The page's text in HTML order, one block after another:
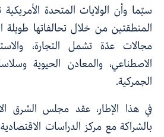
سيّما وأن الولايات المتحدة الأمريكية
المنطقتين من خلال تحالفاتها طويلة
مجالات عدّة تشمل التجارة،
الاصطناعي، والمعادن الحيوية
الجمركية.
في هذا الإطار، عقد مجلس الشرق
بالشراكة مع مركز الدراسات